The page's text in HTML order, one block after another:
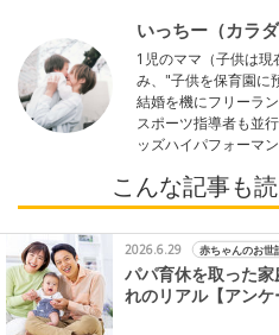
いっちー（カラ
1児のママ（子供は
み、"子供を保育園に
結婚を機にフリーラ
スポーツ指導者も並
ッズハイパフォーマ
こんな記事も
2026.6.29 赤ちゃんのお世
パパ育休を取った
れのリアル【アンケ